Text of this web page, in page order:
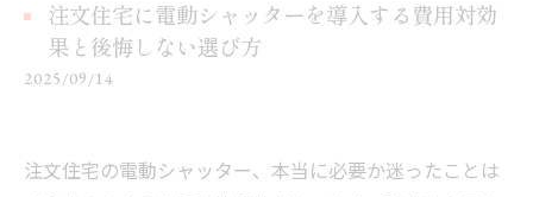
注文住宅に電動シャッターを導入する費用対効
果と後悔しない選び方
2025/09/14
注文住宅の電動シャッター、本当に必要か迷ったことは